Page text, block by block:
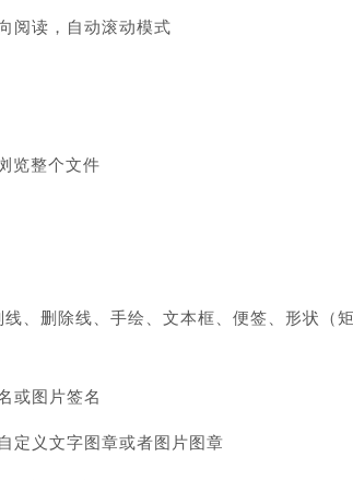
阅读，自动滚动模式
览整个文件
、删除线、手绘、文本框、便签、形状（矩
或图片签名
定义文字图章或者图片图章